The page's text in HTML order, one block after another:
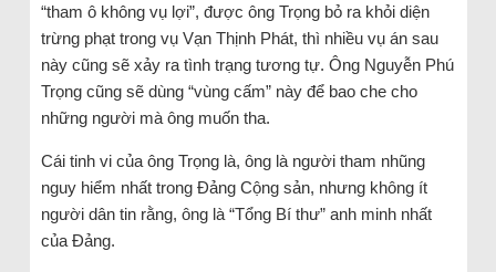
“tham ô không vụ lợi”, được ông Trọng bỏ ra khỏi diện
trừng phạt trong vụ Vạn Thịnh Phát, thì nhiều vụ án sau
này cũng sẽ xảy ra tình trạng tương tự. Ông Nguyễn Phú
Trọng cũng sẽ dùng “vùng cấm” này để bao che cho
những người mà ông muốn tha.
Cái tinh vi của ông Trọng là, ông là người tham nhũng
nguy hiểm nhất trong Đảng Cộng sản, nhưng không ít
người dân tin rằng, ông là “Tổng Bí thư” anh minh nhất
của Đảng.